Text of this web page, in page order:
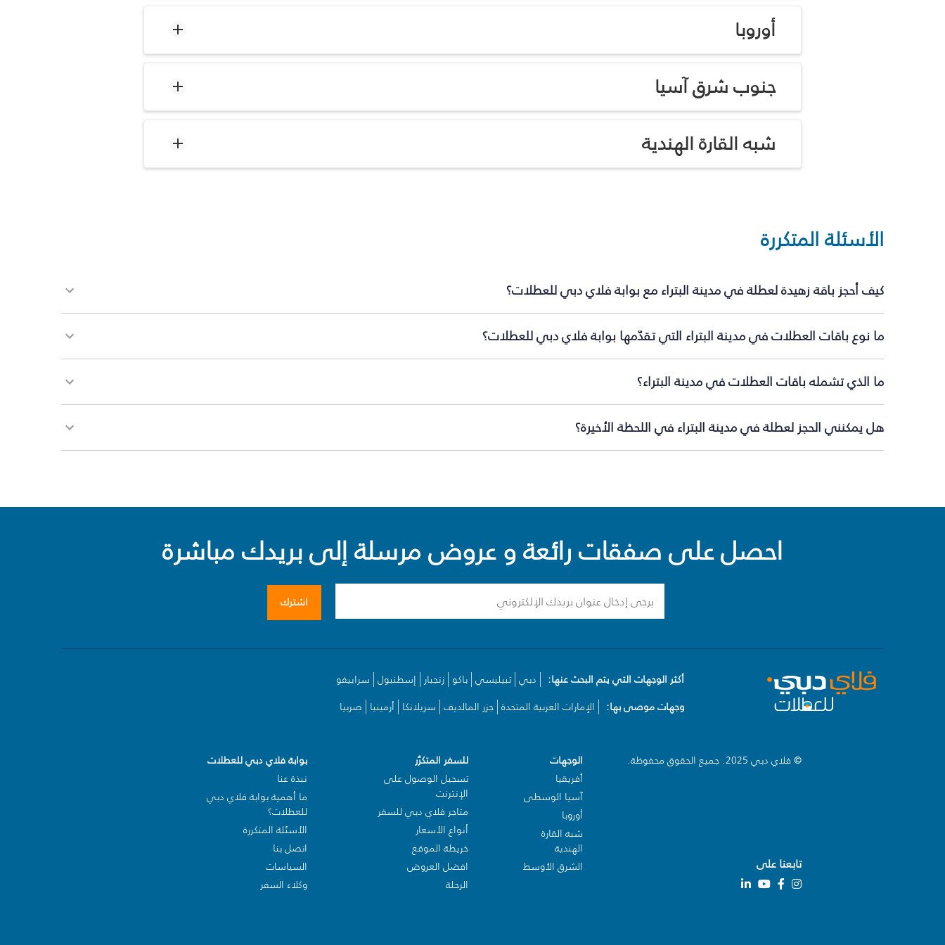
أوروبا
جنوب شرق آسيا
شبه القارة الهندية
الأسئلة المتكررة
كيف أحجز باقة زهيدة لعطلة في مدينة البتراء مع بوابة فلاي دبي للعطلات؟
ما نوع باقات العطلات في مدينة البتراء التي تقدّمها بوابة فلاي دبي للعطلات؟
ما الذي تشمله باقات العطلات في مدينة البتراء؟
هل يمكنني الحجز لعطلة في مدينة البتراء في اللحظة الأخيرة؟
احصل على صفقات رائعة و عروض مرسلة إلى بريدك مباشرة
اشترك
أكثر الوجهات التي يتم البحث عنها: دبي تبيليسي باكو زنجبار إسطنبول سراييفو
وجهات موصى بها:
الإمارات العربية المتحدة جزر المالديف سريلانكا أرمينيا صربيا
© فلاي دبي 2025. جميع الحقوق محفوظة.
تابعنا على
الوجهات
أفريقيا
آسيا الوسطى
أوروبا
شبه القارة
الهندية
الشرق الأوسط
للسفر المتكرّر
تسجيل الوصول على
الإنترنت
متاجر فلاي دبي للسفر
أنواع الأسعار
خريطة الموقع
افضل العروض
الرحلة
بوابة فلاي دبي للعطلات
نبذة عنا
ما أهمية بوابة فلاي دبي
للعطلات؟
الأسئلة المتكررة
اتصل بنا
السياسات
وكلاء السفر